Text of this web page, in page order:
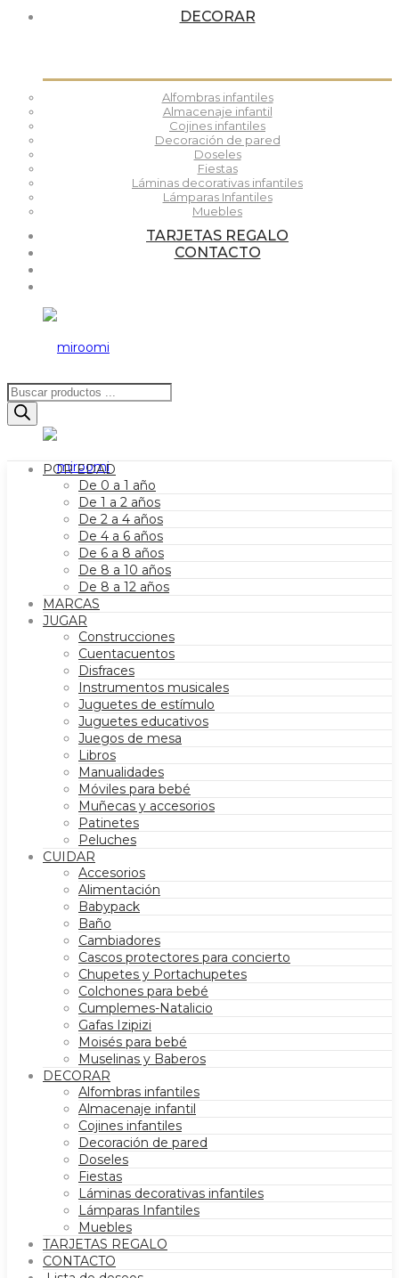
DECORAR
Alfombras infantiles
Almacenaje infantil
Cojines infantiles
Decoración de pared
Doseles
Fiestas
Láminas decorativas infantiles
Lámparas Infantiles
Muebles
TARJETAS REGALO
CONTACTO
Búsqueda
de
productos
POR EDAD
De 0 a 1 año
De 1 a 2 años
De 2 a 4 años
De 4 a 6 años
De 6 a 8 años
De 8 a 10 años
De 8 a 12 años
MARCAS
JUGAR
Construcciones
Cuentacuentos
Disfraces
Instrumentos musicales
Juguetes de estímulo
Juguetes educativos
Juegos de mesa
Libros
Manualidades
Móviles para bebé
Muñecas y accesorios
Patinetes
Peluches
CUIDAR
Accesorios
Alimentación
Babypack
Baño
Cambiadores
Cascos protectores para concierto
Chupetes y Portachupetes
Colchones para bebé
Cumplemes-Natalicio
Gafas Izipizi
Moisés para bebé
Muselinas y Baberos
DECORAR
Alfombras infantiles
Almacenaje infantil
Cojines infantiles
Decoración de pared
Doseles
Fiestas
Láminas decorativas infantiles
Lámparas Infantiles
Muebles
TARJETAS REGALO
CONTACTO